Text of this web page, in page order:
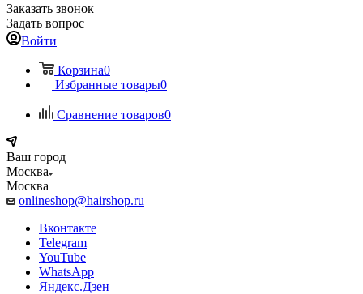
Заказать звонок
Задать вопрос
Войти
Корзина0
Избранные товары0
Сравнение товаров0
Ваш город
Москва
Москва
onlineshop@hairshop.ru
Вконтакте
Telegram
YouTube
WhatsApp
Яндекс.Дзен